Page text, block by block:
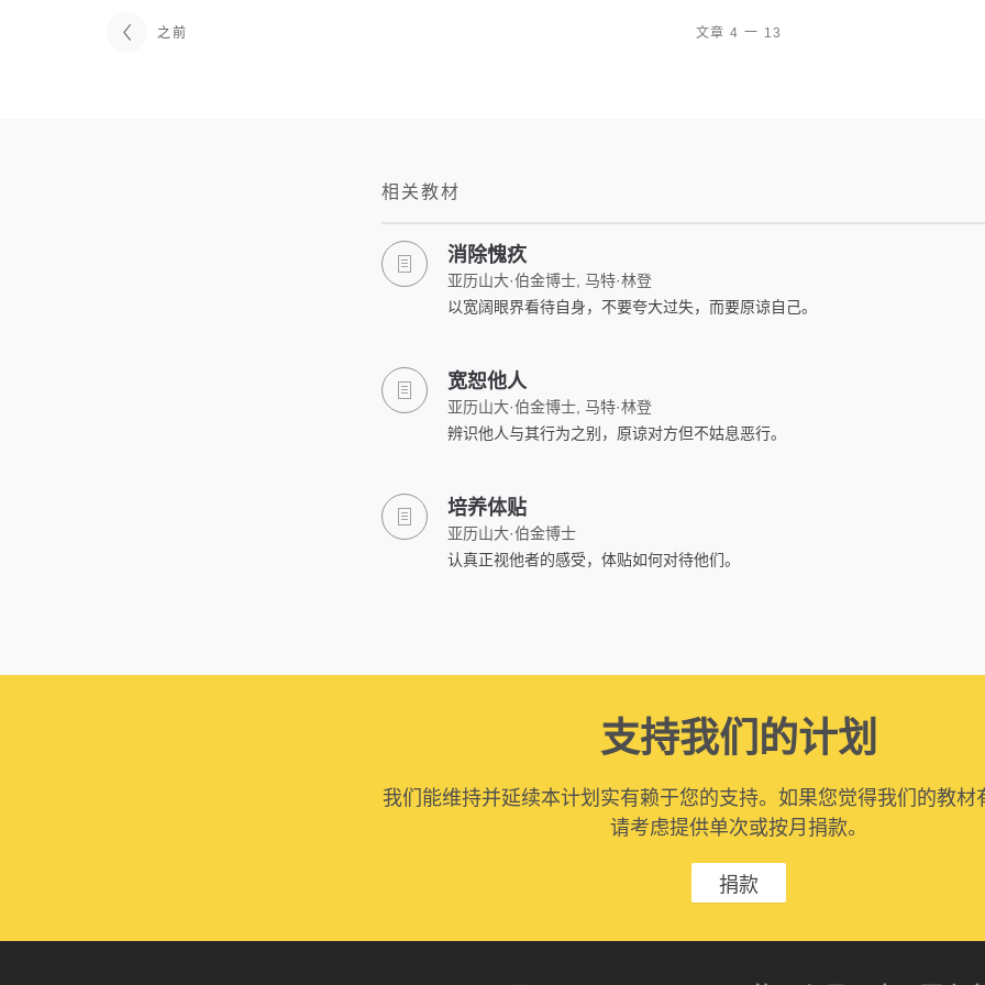
之前 文章 4 一 13
相关教材
消除愧疚
亚历山大·伯金博士, 马特·林登
以宽阔眼界看待自身，不要夸大过失，而要原谅自己。
宽恕他人
亚历山大·伯金博士, 马特·林登
辨识他人与其行为之别，原谅对方但不姑息恶行。
培养体贴
亚历山大·伯金博士
认真正视他者的感受，体贴如何对待他们。
支持我们的计划
我们能维持并延续本计划实有赖于您的支持。如果您觉得我们的教材
请考虑提供单次或按月捐款。
捐款